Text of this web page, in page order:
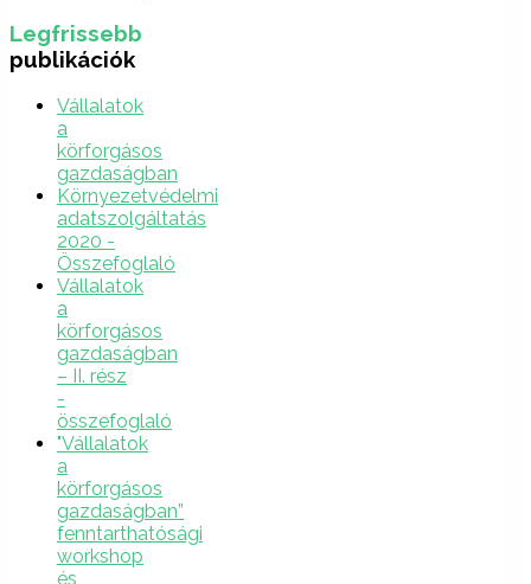
Legfrissebb
publikációk
Vállalatok
a
körforgásos
gazdaságban
Környezetvédelmi
adatszolgáltatás
2020 -
Összefoglaló
Vállalatok
a
körforgásos
gazdaságban
– II. rész
-
összefoglaló
"Vállalatok
a
körforgásos
gazdaságban”
fenntarthatósági
workshop
és